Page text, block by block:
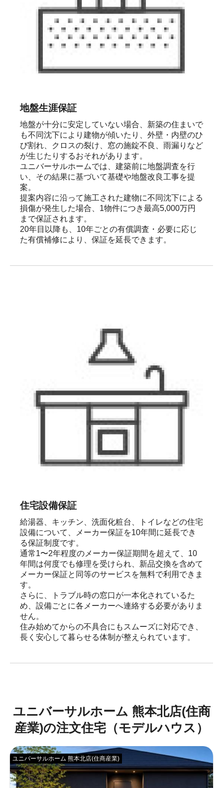
地盤生涯保証
地盤が十分に安定していない場合、新築の住まいで
も不同沈下により建物が傾いたり、外壁・内壁のひ
び割れ、クロスの裂け、窓の施錠不良、雨漏りなど
が生じたりするおそれがあります。
ユニバーサルホームでは、建築前に地盤調査を行
い、その結果に基づいて基礎や地盤改良工事を提
案。
提案内容に沿って施工された建物に不同沈下による
損傷が発生した場合、1物件につき最高5,000万円
まで保証されます。
20年目以降も、10年ごとの有償調査・必要に応じ
た有償補修により、保証を延長できます。
住宅設備保証
給湯器、キッチン、洗面化粧台、トイレなどの住宅
設備について、メーカー保証を10年間に延長でき
る保証制度です。
通常1〜2年程度のメーカー保証期間を超えて、10
年間は何度でも修理を受けられ、新品交換を含めて
メーカー保証と同等のサービスを無料で利用できま
す。
さらに、トラブル時の窓口が一本化されているた
め、設備ごとに各メーカーへ連絡する必要がありま
せん。
住み始めてからの不具合にもスムーズに対応でき、
長く安心して暮らせる体制が整えられています。
ユニバーサルホーム 熊本北店(住商
産業)の注文住宅（モデルハウス）
ユニバーサルホーム 熊本北店(住商産業)